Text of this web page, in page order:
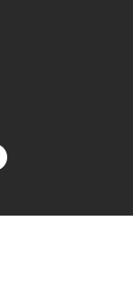
新潟県 南魚沼市